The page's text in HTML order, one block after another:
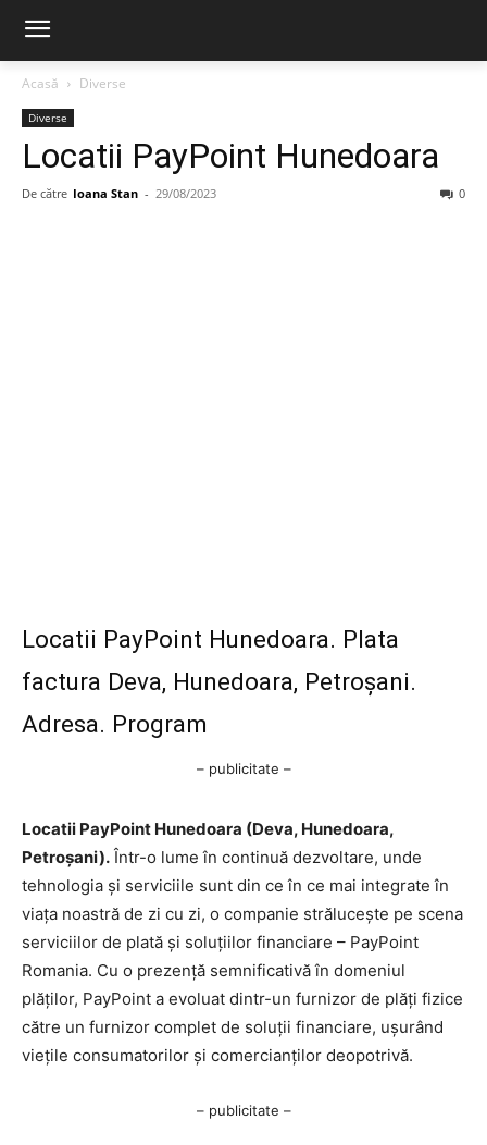
Acasă Diverse
Diverse
Locatii PayPoint Hunedoara
De către Ioana Stan - 29/08/2023 0
Locatii PayPoint Hunedoara. Plata
factura Deva, Hunedoara, Petroșani.
Adresa. Program
– publicitate –
Locatii PayPoint Hunedoara (Deva, Hunedoara,
Petroșani). Într-o lume în continuă dezvoltare, unde
tehnologia și serviciile sunt din ce în ce mai integrate în
viața noastră de zi cu zi, o companie strălucește pe scena
serviciilor de plată și soluțiilor financiare – PayPoint
Romania. Cu o prezență semnificativă în domeniul
plăților, PayPoint a evoluat dintr-un furnizor de plăți fizice
către un furnizor complet de soluții financiare, ușurând
viețile consumatorilor și comercianților deopotrivă.
– publicitate –